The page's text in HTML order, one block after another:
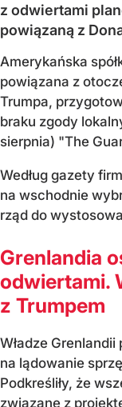
z odwiertami
powiązaną z
Amerykańska
powiązana z
Trumpa,
braku zgody
sierpnia) "The
Według gazety
na wschodnie
rząd do
Grenlandia
odwiertami.
z Trumpem
Władze Grenlandii
na lądowanie
Podkreśliły, że
związane z